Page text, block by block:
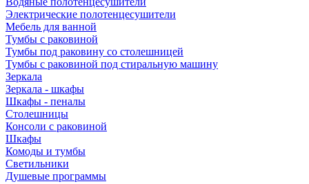
Электрические полотенцесушители
Мебель для ванной
Тумбы с раковиной
Тумбы под раковину со столешницей
Тумбы с раковиной под стиральную машину
Зеркала
Зеркала - шкафы
Шкафы - пеналы
Столешницы
Консоли с раковиной
Шкафы
Комоды и тумбы
Светильники
Душевые программы